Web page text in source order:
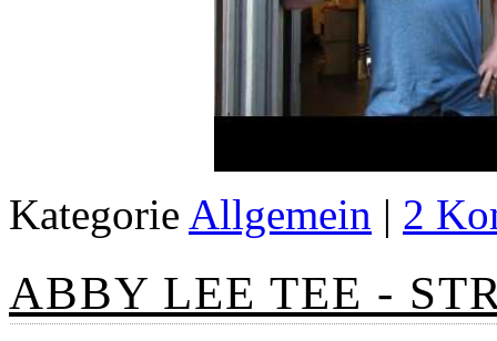
Kategorie Allgemein | 2
ABBY LEE TEE -